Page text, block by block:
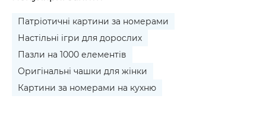
Патріотичні картини за номерами
Настільні ігри для дорослих
Пазли на 1000 елементів
Оригінальні чашки для жінки
Картини за номерами на кухню